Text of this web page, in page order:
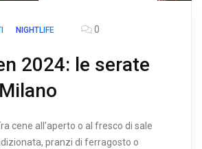
NIGHTLIFE 0
2024: le serate
cene all’aperto o al fresco di sale
pranzi di ferragosto o